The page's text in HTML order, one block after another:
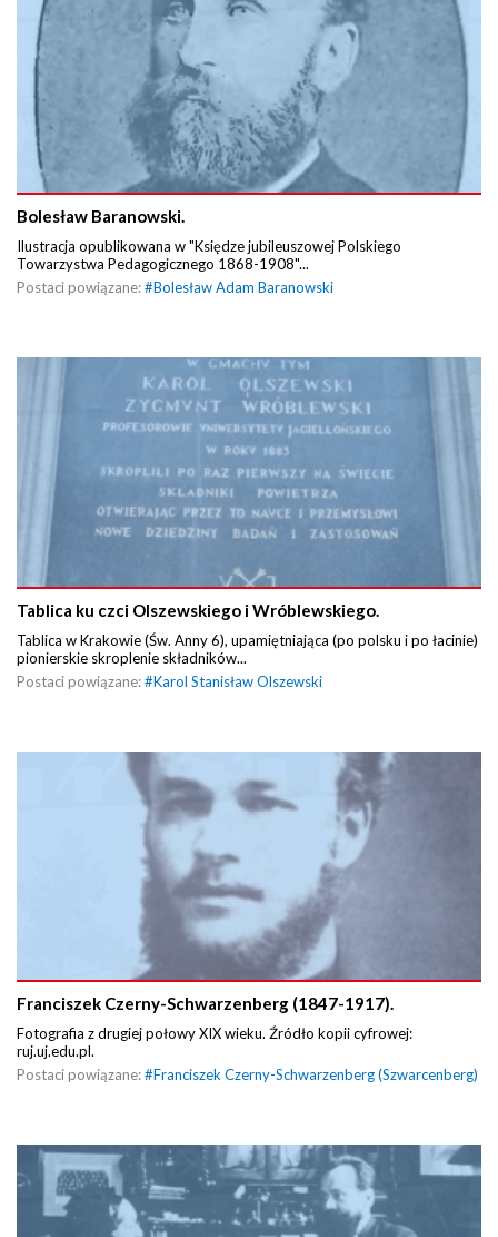
Bolesław Baranowski.
Ilustracja opublikowana w "Księdze jubileuszowej Polskiego
Towarzystwa Pedagogicznego 1868-1908"...
Postaci powiązane:#Bolesław Adam Baranowski
Tablica ku czci Olszewskiego i Wróblewskiego.
Tablica w Krakowie (Św. Anny 6), upamiętniająca (po polsku i po łacinie)
pionierskie skroplenie składników...
Postaci powiązane:#Karol Stanisław Olszewski
Franciszek Czerny-Schwarzenberg (1847-1917).
Fotografia z drugiej połowy XIX wieku. Źródło kopii cyfrowej:
ruj.uj.edu.pl.
Postaci powiązane:#Franciszek Czerny-Schwarzenberg (Szwarcenberg)